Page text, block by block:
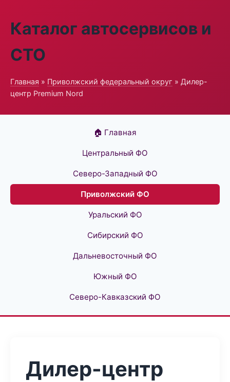
Каталог автосервисов и
СТО
Главная » Приволжский федеральный округ » Дилер-
центр Premium Nord
🏠 Главная
Центральный ФО
Северо-Западный ФО
Приволжский ФО
Уральский ФО
Сибирский ФО
Дальневосточный ФО
Южный ФО
Северо-Кавказский ФО
Дилер-центр